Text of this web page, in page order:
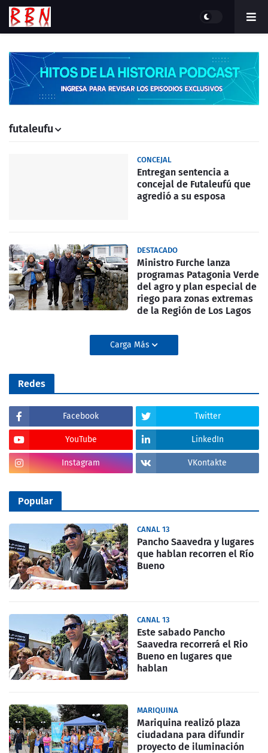
futaleufu
CONCEJAL
Entregan sentencia a
concejal de Futaleufú que
agredió a su esposa
DESTACADO
Ministro Furche lanza
programas Patagonia Verde
del agro y plan especial de
riego para zonas extremas
de la Región de Los Lagos
Carga Más
Redes
Facebook Twitter
YouTube LinkedIn
Instagram VKontakte
Popular
CANAL 13
Pancho Saavedra y lugares
que hablan recorren el Río
Bueno
CANAL 13
Este sabado Pancho
Saavedra recorrerá el Rio
Bueno en lugares que
hablan
MARIQUINA
Mariquina realizó plaza
ciudadana para difundir
proyecto de iluminación